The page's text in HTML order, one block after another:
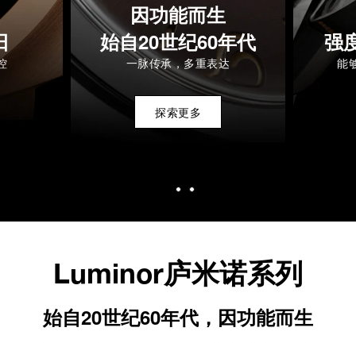
因功能而生
始自20世纪60年代
一脉传承，多重表达
探索更多
强
能
Luminor庐米诺系列
始自20世纪60年代，因功能而生